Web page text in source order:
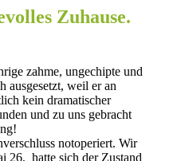
Zuhause.
zahme, ungechipte und
ausgesetzt, weil er an
kein dramatischer
und zu uns gebracht
notoperiert. Wir
26, hatte sich der Zustand